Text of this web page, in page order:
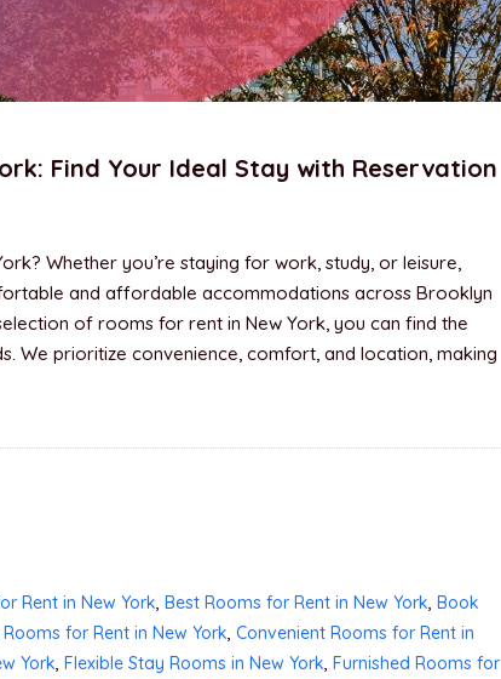
Find Your Ideal Stay with Reservation
Whether you’re staying for work, study, or leisure,
and affordable accommodations across Brooklyn
of rooms for rent in New York, you can find the
We prioritize convenience, comfort, and location, making
Rent in New York, Best Rooms for Rent in New York, Book
for Rent in New York, Convenient Rooms for Rent in
York, Flexible Stay Rooms in New York, Furnished Rooms for